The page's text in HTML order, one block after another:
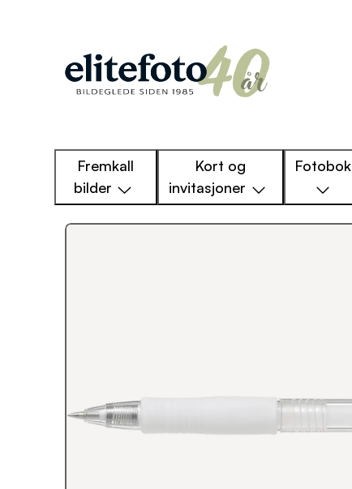
Fremkall
bilder
Kort og
invitasjoner
Fotobok